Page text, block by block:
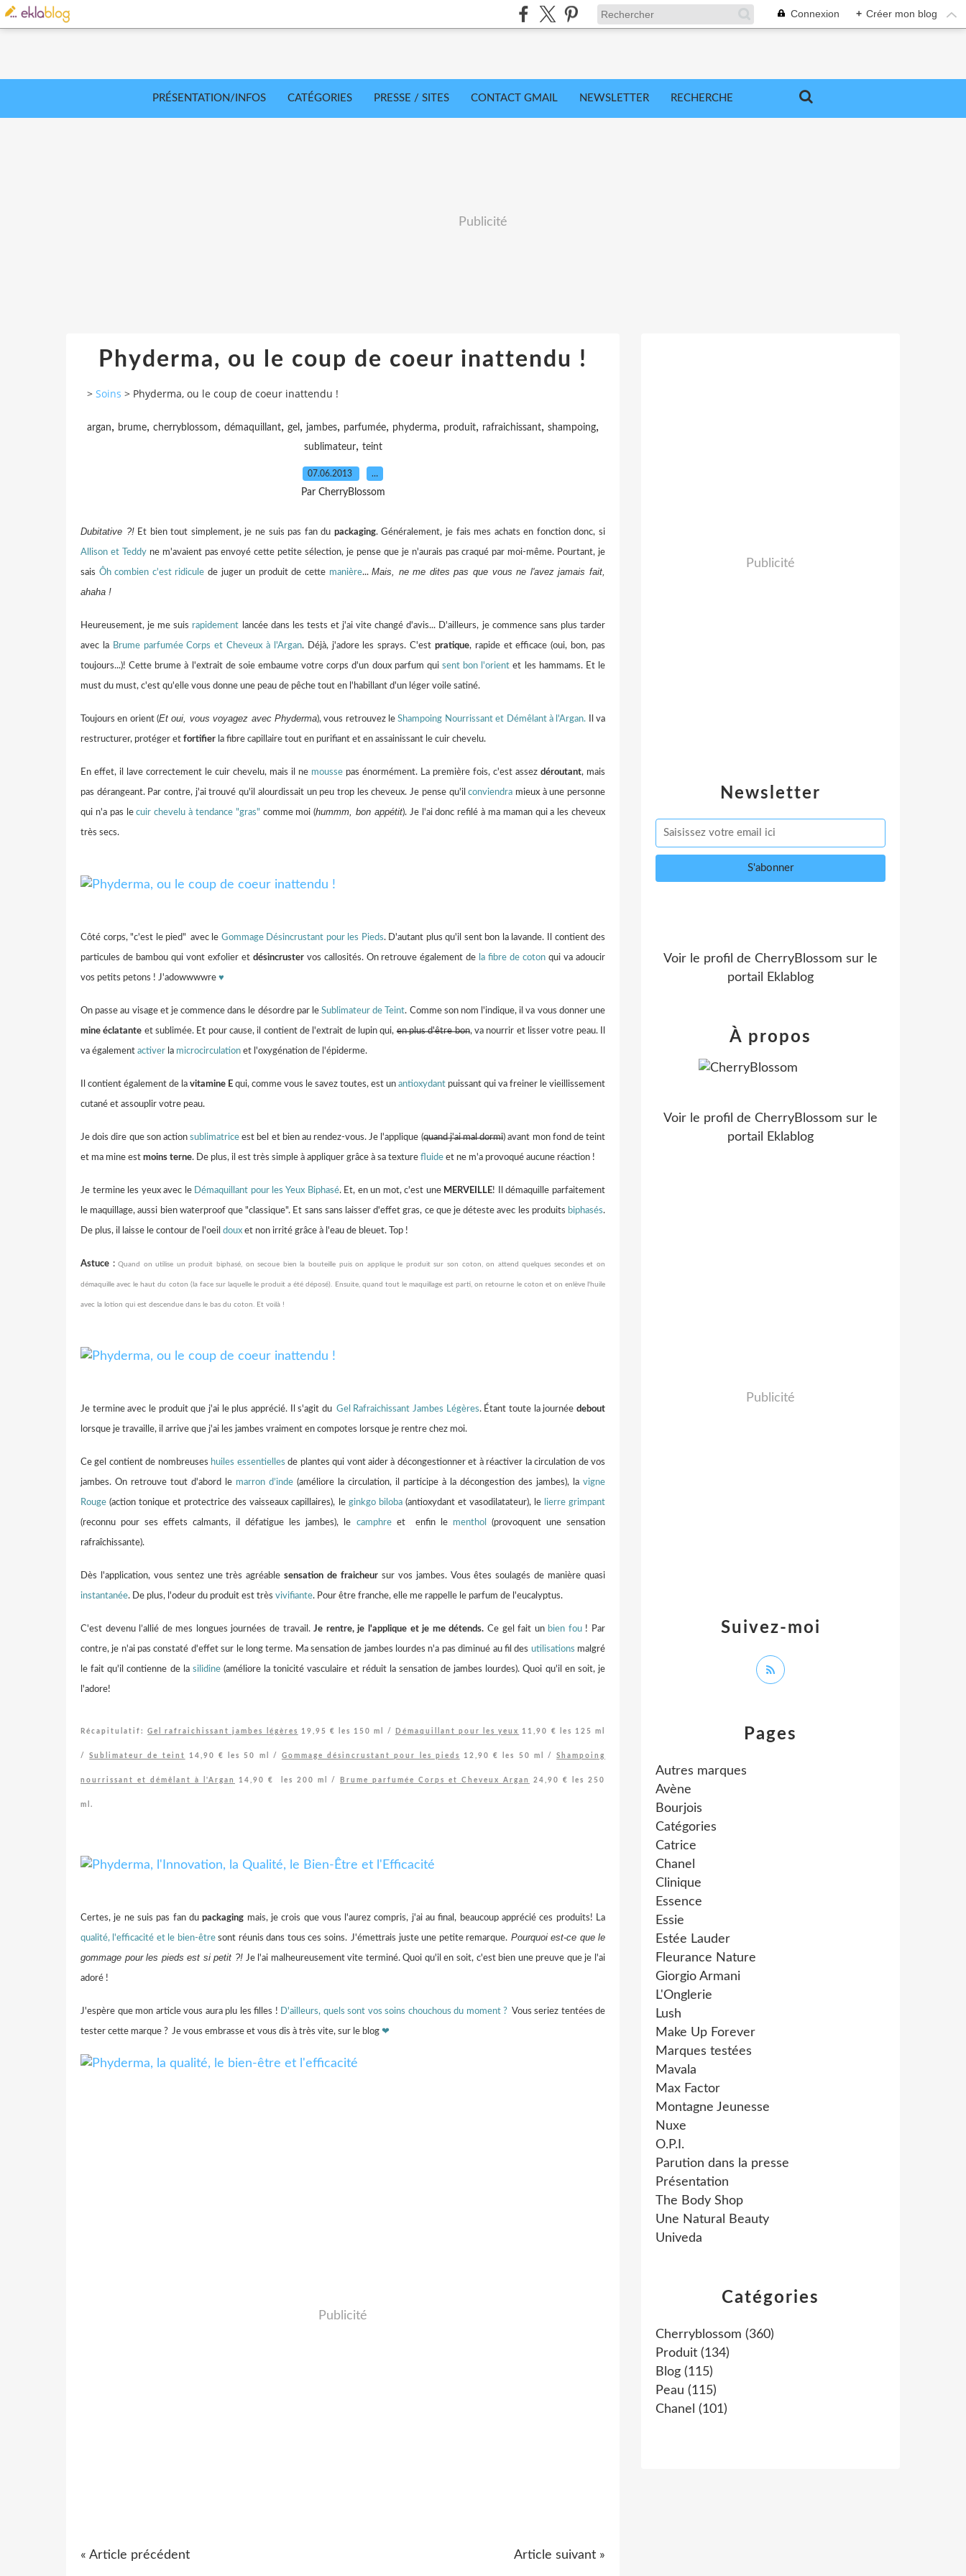
Connexion + Créer mon blog
PRÉSENTATION/INFOS CATÉGORIES PRESSE / SITES CONTACT GMAIL NEWSLETTER RECHERCHE
Publicité
Phyderma, ou le coup de coeur inattendu !
> Soins > Phyderma, ou le coup de coeur inattendu !
argan, brume, cherryblossom, démaquillant, gel , jambes, parfumée, phyderma, produit, rafraichissant, shampoing,
sublimateur, teint
07.06.2013 …
Par CherryBlossom
Dubitative ?!Et bien tout simplement, je ne suis pas fan du packaging. Généralement, je fais mes achats en fonction donc, si
Allison et Teddyne m'avaient pas envoyé cette petite sélection, je pense que je n'aurais pas craqué par moi-même. Pourtant, je
sais Ôh combien c'est ridicule de juger un produit de cette manière...Mais, ne me dites pas que vous ne l'avez jamais fait,
ahaha !
Heureusement, je me suis rapidement lancée dans les tests et j'ai vite changé d'avis... D'ailleurs, je commence sans plus tarder
avec la Brume parfumée Corps et Cheveux à l'Argan. Déjà, j'adore les sprays. C'est pratique, rapide et efficace (oui, bon, pas
toujours...)! Cette brume à l'extrait de soie embaume votre corps d'un doux parfum qui sent bon l'orient et les hammams. Et le
must du must, c'est qu'elle vous donne une peau de pêche tout en l'habillant d'un léger voile satiné.
Toujours en orient (Et oui, vous voyagez avec Phyderma), vous retrouvez leShampoing Nourrissant et Démêlant à l'Argan. Il va
restructurer, protéger et fortifier la fibre capillaire tout en purifiant et en assainissant le cuir chevelu.
En effet, il lave correctement le cuir chevelu, mais il ne mousse pas énormément. La première fois, c'est assez déroutant, mais
pas dérangeant. Par contre, j'ai trouvé qu'il alourdissait un peu trop les cheveux. Je pense qu'ilconviendra mieux à une personne
qui n'a pas lecuir chevelu à tendance "gras" comme moi (hummm, bon appétit). Je l'ai donc refilé à ma maman qui a les cheveux
très secs.
Côté corps, "c'est le pied" avec le Gommage Désincrustant pour les Pieds. D'autant plus qu'il sent bon la lavande. Il contient des
particules de bambou qui vont exfolier et désincrustervos callosités. On retrouve également de la fibre de coton qui va adoucir
vos petits petons ! J'adowwwwre ♥
On passe au visage et je commence dans le désordre par leSublimateur de Teint. Comme son nom l'indique, il va vous donner une
mine éclatante et sublimée. Et pour cause, il contient de l'extrait de lupin qui,en plus d'être bon, va nourrir et lisser votre peau. Il
va également activer la microcirculation et l'oxygénation de l'épiderme.
Il contient également de la vitamine E qui, comme vous le savez toutes, est un antioxydant puissant qui va freiner le vieillissement
cutané et assouplir votre peau.
Je dois dire que son actionsublimatrice est bel et bien au rendez-vous. Je l'applique (quand j'ai mal dormi) avant mon fond de teint
et ma mine est moins terne. De plus, il est très simple à appliquer grâce à sa texture fluide et ne m'a provoqué aucune réaction !
Je termine les yeux avec le Démaquillant pour les Yeux Biphasé. Et, en un mot, c'est une MERVEILLE! Il démaquille parfaitement
le maquillage, aussi bien waterproof que "classique". Et sans sans laisser d'effet gras, ce que je déteste avec les produits biphasés.
De plus, il laisse le contour de l'oeil doux et non irrité grâce à l'eau de bleuet. Top !
Astuce :Quand on utilise un produit biphasé, on secoue bien la bouteille puis on applique le produit sur son coton, on attend quelques secondes et on
démaquille avec le haut du coton (la face sur laquellele produit a été déposé). Ensuite, quand tout le maquillage est parti, on retourne le coton et on enlève l'huile
avec la lotion qui est descendue dans le bas du coton. Et voilà !
Je termine avec le produit que j'ai le plus apprécié. Il s'agit du Gel Rafraichissant Jambes Légères. Étant toute la journéedebout
lorsque je travaille, il arrive que j'ai les jambes vraiment en compotes lorsque je rentre chez moi.
Ce gel contient de nombreuses huiles essentielles de plantes qui vont aider à décongestionner et à réactiver la circulation de vos
jambes. On retrouve tout d'abord le marron d’inde (améliore la circulation, il participe à la décongestion des jambes), la vigne
Rouge (action tonique et protectrice des vaisseaux capillaires), le ginkgo biloba(antioxydant et vasodilatateur), le lierre grimpant
(reconnu pour ses effets calmants, il défatigue les jambes), le camphreet enfin le menthol (provoquent une sensation
rafraîchissante).
Dès l'application, vous sentez une très agréablesensation de fraicheur sur vos jambes. Vous êtes soulagés de manière quasi
instantanée. De plus, l'odeur du produit est très vivifiante. Pour être franche, elle me rappelle le parfum de l'eucalyptus.
C'est devenu l’allié de mes longues journées de travail.Je rentre, je l'applique et je me détends. Ce gel fait un bien fou! Par
contre, je n'ai pas constaté d'effet sur le long terme. Ma sensation de jambes lourdes n'a pas diminué au fil des utilisations malgré
le fait qu'il contienne de la silidine(améliore la tonicité vasculaire et réduit la sensation de jambes lourdes). Quoi qu'il en soit, je
l'adore!
Récapitulatif: Gel rafraichissant jambes légères 19,95 € les 150 ml / Démaquillant pour les yeux 11,90 € les 125 ml
/Sublimateur de teint 14,90 € les 50 ml / Gommage désincrustant pour les pieds 12,90 € les 50 ml /Shampoing
nourrissant et démêlant à l'Argan 14,90 € les 200 ml / Brume parfumée Corps et Cheveux Argan 24,90 € les 250
ml.
Certes, je ne suis pas fan dupackaging mais, je crois que vous l'aurez compris, j'ai au final, beaucoup apprécié ces produits! La
qualité, l'efficacité et le bien-êtresont réunis dans tous ces soins. J'émettrais juste une petite remarque. Pourquoi est-ce que le
gommage pour les pieds est si petit ?!Je l'ai malheureusement vite terminé. Quoi qu'il en soit, c'est bien une preuve que je l'ai
adoré !
J'espère que mon article vous aura plu les filles ! D'ailleurs, quels sont vos soins chouchous du moment ? Vous seriez tentées de
tester cette marque ? Je vous embrasse et vous dis à très vite, sur le blog ❤
Publicité
« Article précédent Article suivant »
Newsletter
Publicité
Catégories
Cherryblossom (360)
Produit (134)
Blog (115)
Peau (115)
Chanel (101)
Pages
Autres marques
Avène
Bourjois
Catégories
Catrice
Chanel
Clinique
Essence
Essie
Estée Lauder
Fleurance Nature
Giorgio Armani
L'Onglerie
Lush
Make Up Forever
Marques testées
Mavala
Max Factor
Montagne Jeunesse
Nuxe
O.P.I.
Parution dans la presse
Présentation
The Body Shop
Une Natural Beauty
Univeda
Voir le profil de CherryBlossom sur le
portail Eklablog
Suivez-moi
À propos
Voir le profil de CherryBlossom sur le
portail Eklablog
Publicité